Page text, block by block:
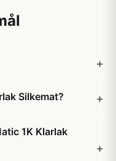
Silkemat?
1K Klarlak